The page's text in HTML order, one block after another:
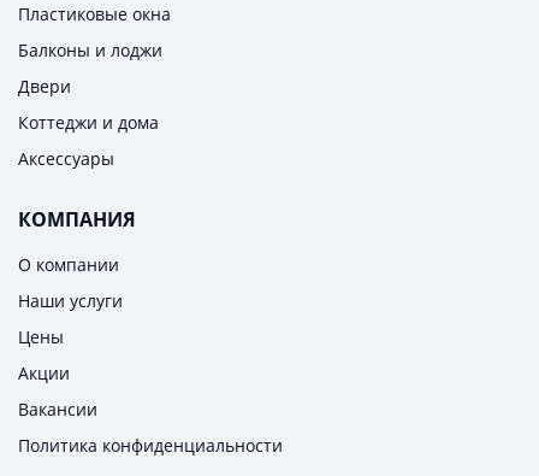
Пластиковые окна
Балконы и лоджи
Двери
Коттеджи и дома
Аксессуары
КОМПАНИЯ
О компании
Наши услуги
Цены
Акции
Вакансии
Политика конфиденциальности